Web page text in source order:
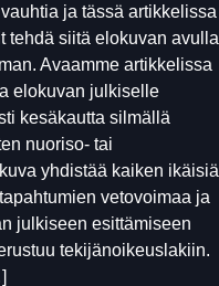
ja tässä artikkelissa
tehdä siitä elokuvan avulla
Avaamme artikkelissa
elokuvan julkiselle
kesäkautta silmällä
nuoriso- tai
yhdistää kaiken ikäisiä
vetovoimaa ja
julkiseen esittämiseen
tekijänoikeuslakiin.